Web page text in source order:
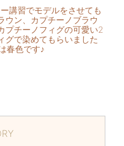
講習でモデルをさせても
ウン、カプチーノブラウ
プチーノフィグの可愛い2
グで染めてもらいました
春色です♪